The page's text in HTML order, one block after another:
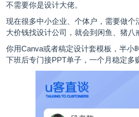
不需要你是设计大佬。
现在很多中小企业、个体户，需要做
大价钱找设计公司，就会到闲鱼、猪八
你用Canva或者稿定设计套模板，半小
下班后专门接PPT单子，一个月稳定多